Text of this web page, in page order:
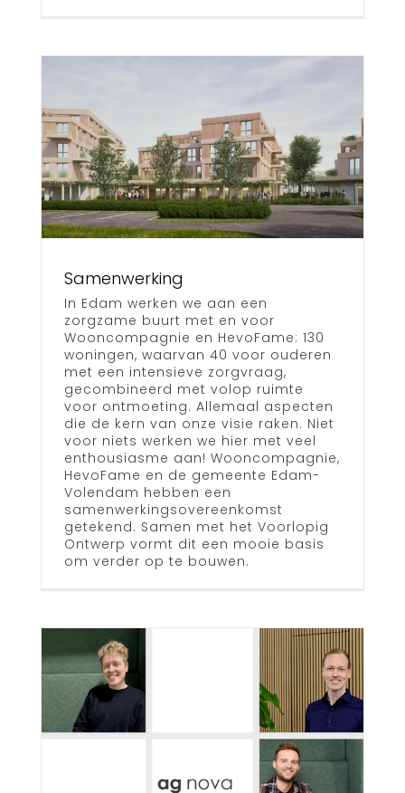
Samenwerking
In Edam werken we aan een
zorgzame buurt met en voor
Wooncompagnie en HevoFame: 130
woningen, waarvan 40 voor ouderen
met een intensieve zorgvraag,
gecombineerd met volop ruimte
voor ontmoeting. Allemaal aspecten
die de kern van onze visie raken. Niet
voor niets werken we hier met veel
enthousiasme aan! Wooncompagnie,
HevoFame en de gemeente Edam-
Volendam hebben een
samenwerkingsovereenkomst
getekend. Samen met het Voorlopig
Ontwerp vormt dit een mooie basis
om verder op te bouwen.